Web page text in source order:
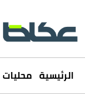
الرئيسية محليات